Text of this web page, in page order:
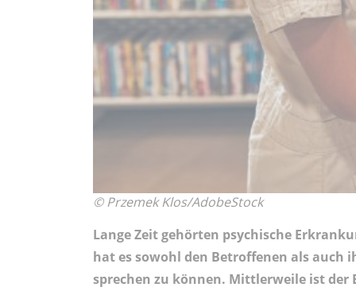
© Przemek Klos/AdobeStock
Lange Zeit gehörten psychische
hat es sowohl den Betroffenen als auch
sprechen zu können. Mittlerweile ist der